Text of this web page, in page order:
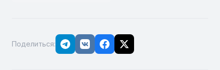
Поделиться: